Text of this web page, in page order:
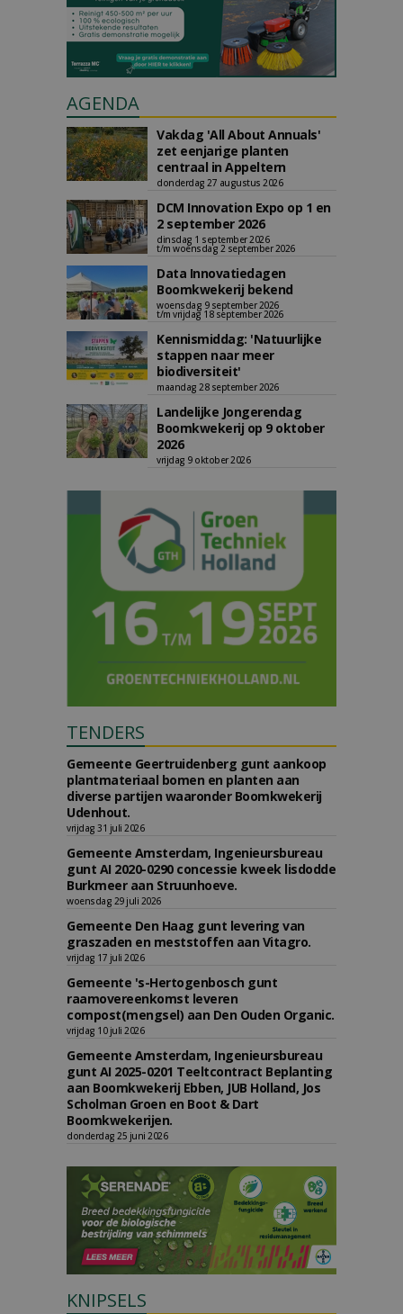
AGENDA
Vakdag 'All About Annuals'
zet eenjarige planten
centraal in Appeltern
donderdag 27 augustus 2026
DCM Innovation Expo op 1 en
2 september 2026
dinsdag 1 september 2026
t/m woensdag 2 september 2026
Data Innovatiedagen
Boomkwekerij bekend
woensdag 9 september 2026
t/m vrijdag 18 september 2026
Kennismiddag: 'Natuurlijke
stappen naar meer
biodiversiteit'
maandag 28 september 2026
Landelijke Jongerendag
Boomkwekerij op 9 oktober
2026
vrijdag 9 oktober 2026
TENDERS
Gemeente Geertruidenberg gunt aankoop
plantmateriaal bomen en planten aan
diverse partijen waaronder Boomkwekerij
Udenhout.
vrijdag 31 juli 2026
Gemeente Amsterdam, Ingenieursbureau
gunt AI 2020-0290 concessie kweek lisdodde
Burkmeer aan Struunhoeve.
woensdag 29 juli 2026
Gemeente Den Haag gunt levering van
graszaden en meststoffen aan Vitagro.
vrijdag 17 juli 2026
Gemeente 's-Hertogenbosch gunt
raamovereenkomst leveren
compost(mengsel) aan Den Ouden Organic.
vrijdag 10 juli 2026
Gemeente Amsterdam, Ingenieursbureau
gunt AI 2025-0201 Teeltcontract Beplanting
aan Boomkwekerij Ebben, JUB Holland, Jos
Scholman Groen en Boot & Dart
Boomkwekerijen.
donderdag 25 juni 2026
KNIPSELS